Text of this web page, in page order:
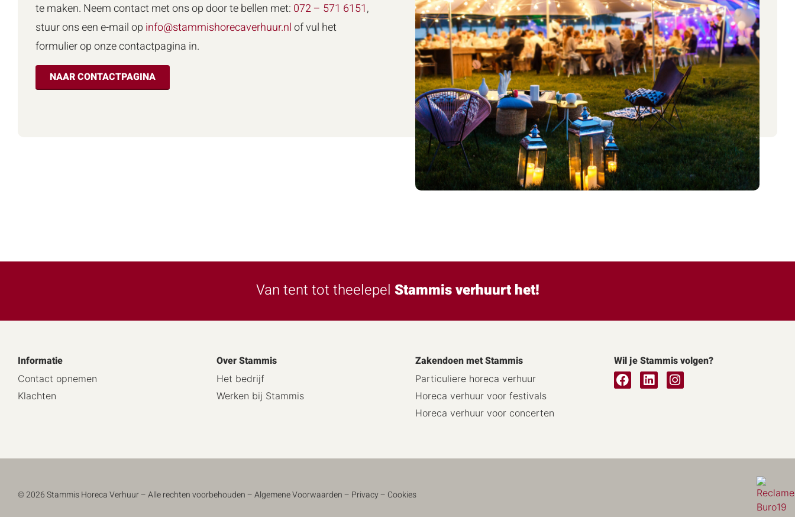
te maken. Neem contact met ons op door te bellen met: 072 – 571 6151,
stuur ons een e-mail op info@stammishorecaverhuur.nlof vul het
formulier op onze contactpagina in.
NAAR CONTACTPAGINA
Van tent tot theelepel Stammis verhuurt het!
Informatie
Contact opnemen
Klachten
Over Stammis
Het bedrijf
Werken bij Stammis
Zakendoen met Stammis
Particuliere horeca verhuur
Horeca verhuur voor festivals
Horeca verhuur voor concerten
Wil je Stammis volgen?
© 2026 Stammis Horeca Verhuur – Alle rechten voorbehouden –Algemene Voorwaarden– Privacy– Cookies